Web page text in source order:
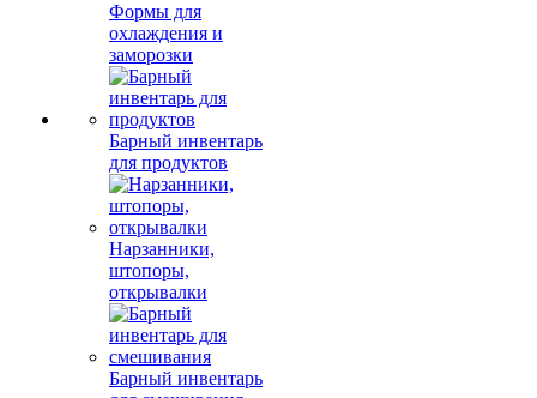
Формы для
охлаждения и
заморозки
Барный инвентарь
для продуктов
Нарзанники,
штопоры,
открывалки
Барный инвентарь